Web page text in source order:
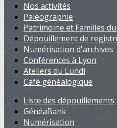
Nos activités
Paléographie
Patrimoine et Familles
Dépouillement de
Numérisation d'archives
Conférences à Lyon
Ateliers du Lundi
Café généalogique
Liste des dépouillements
GénéaBank
Numérisation